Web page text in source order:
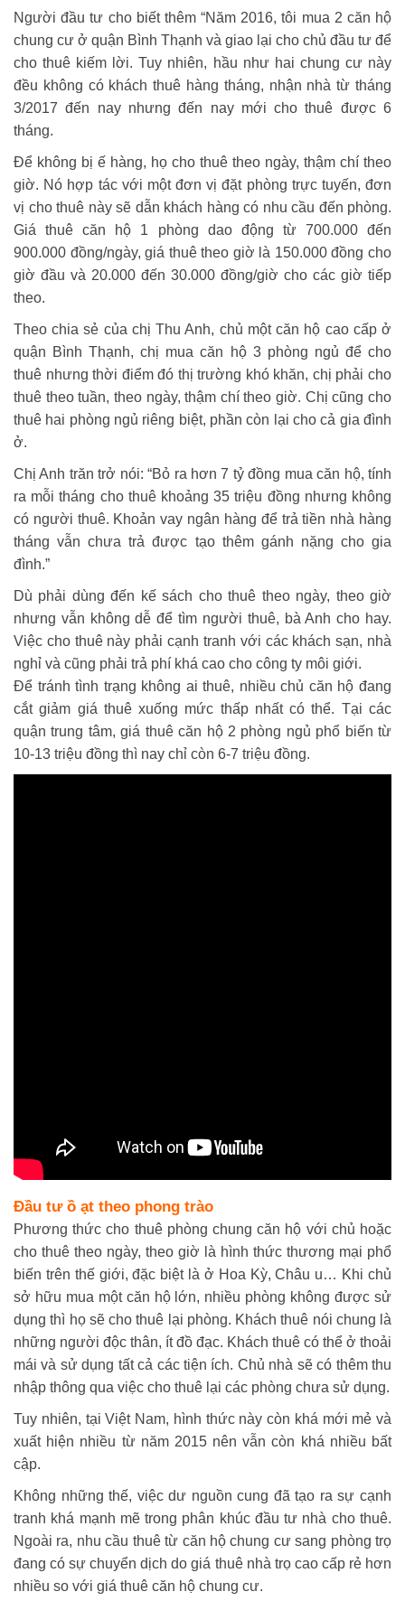
Người đầu tư cho biết thêm “Năm 2016, tôi mua 2 căn hộ
chung cư ở quận Bình Thạnh và giao lại cho chủ đầu tư để
cho thuê kiếm lời. Tuy nhiên, hầu như hai chung cư này
đều không có khách thuê hàng tháng, nhận nhà từ tháng
3/2017 đến nay nhưng đến nay mới cho thuê được 6
tháng.
Để không bị ế hàng, họ cho thuê theo ngày, thậm chí theo
giờ. Nó hợp tác với một đơn vị đặt phòng trực tuyến, đơn
vị cho thuê này sẽ dẫn khách hàng có nhu cầu đến phòng.
Giá thuê căn hộ 1 phòng dao động từ 700.000 đến
900.000 đồng/ngày, giá thuê theo giờ là 150.000 đồng cho
giờ đầu và 20.000 đến 30.000 đồng/giờ cho các giờ tiếp
theo.
Theo chia sẻ của chị Thu Anh, chủ một căn hộ cao cấp ở
quận Bình Thạnh, chị mua căn hộ 3 phòng ngủ để cho
thuê nhưng thời điểm đó thị trường khó khăn, chị phải cho
thuê theo tuần, theo ngày, thậm chí theo giờ. Chị cũng cho
thuê hai phòng ngủ riêng biệt, phần còn lại cho cả gia đình
ở.
Chị Anh trăn trở nói: “Bỏ ra hơn 7 tỷ đồng mua căn hộ, tính
ra mỗi tháng cho thuê khoảng 35 triệu đồng nhưng không
có người thuê. Khoản vay ngân hàng để trả tiền nhà hàng
tháng vẫn chưa trả được tạo thêm gánh nặng cho gia
đình.”
Dù phải dùng đến kế sách cho thuê theo ngày, theo giờ
nhưng vẫn không dễ để tìm người thuê, bà Anh cho hay.
Việc cho thuê này phải cạnh tranh với các khách sạn, nhà
nghỉ và cũng phải trả phí khá cao cho công ty môi giới.
Để tránh tình trạng không ai thuê, nhiều chủ căn hộ đang
cắt giảm giá thuê xuống mức thấp nhất có thể. Tại các
quận trung tâm, giá thuê căn hộ 2 phòng ngủ phổ biến từ
10-13 triệu đồng thì nay chỉ còn 6-7 triệu đồng.
Đầu tư ồ ạt theo phong trào
Phương thức cho thuê phòng chung căn hộ với chủ hoặc
cho thuê theo ngày, theo giờ là hình thức thương mại phổ
biến trên thế giới, đặc biệt là ở Hoa Kỳ, Châu u… Khi chủ
sở hữu mua một căn hộ lớn, nhiều phòng không được sử
dụng thì họ sẽ cho thuê lại phòng. Khách thuê nói chung là
những người độc thân, ít đồ đạc. Khách thuê có thể ở thoải
mái và sử dụng tất cả các tiện ích. Chủ nhà sẽ có thêm thu
nhập thông qua việc cho thuê lại các phòng chưa sử dụng.
Tuy nhiên, tại Việt Nam, hình thức này còn khá mới mẻ và
xuất hiện nhiều từ năm 2015 nên vẫn còn khá nhiều bất
cập.
Không những thế, việc dư nguồn cung đã tạo ra sự cạnh
tranh khá mạnh mẽ trong phân khúc đầu tư nhà cho thuê.
Ngoài ra, nhu cầu thuê từ căn hộ chung cư sang phòng trọ
đang có sự chuyển dịch do giá thuê nhà trọ cao cấp rẻ hơn
nhiều so với giá thuê căn hộ chung cư.